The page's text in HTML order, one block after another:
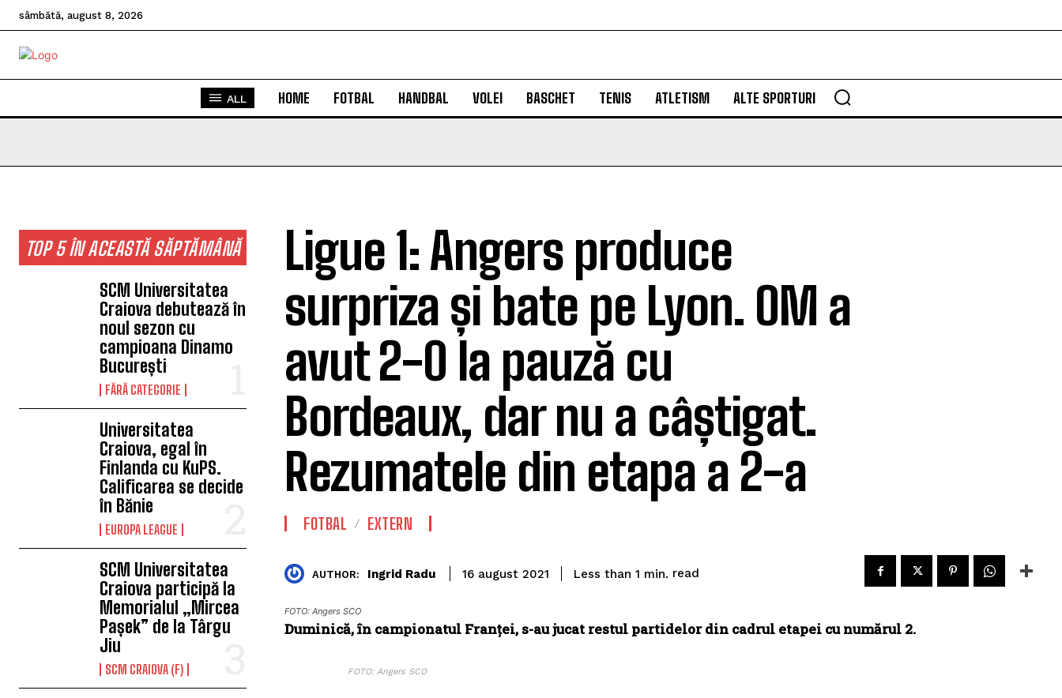
sâmbătă, august 8, 2026
ALL HOME FOTBAL HANDBAL VOLEI BASCHET TENIS ATLETISM ALTE SPORTURI
TOP 5 ÎN ACEASTĂ SĂPTĂMÂNĂ
SCM Universitatea
Craiova debutează în
noul sezon cu
campioana Dinamo
București
FĂRĂ CATEGORIE
Universitatea
Craiova, egal în
Finlanda cu KuPS.
Calificarea se decide
în Bănie
EUROPA LEAGUE
SCM Universitatea
Craiova participă la
Memorialul „Mircea
Pașek” de la Târgu
Jiu
SCM CRAIOVA (F)
Ligue 1: Angers produce
surpriza și bate pe Lyon. OM a
avut 2-0 la pauză cu
Bordeaux, dar nu a câștigat.
Rezumatele din etapa a 2-a
FOTBAL EXTERN
AUTHOR: Ingrid Radu 16 august 2021 Less than 1 min. read
FOTO: Angers SCO
Duminică, în campionatul Franței, s-au jucat restul partidelor din cadrul etapei cu numărul 2.
FOTO: Angers SCO